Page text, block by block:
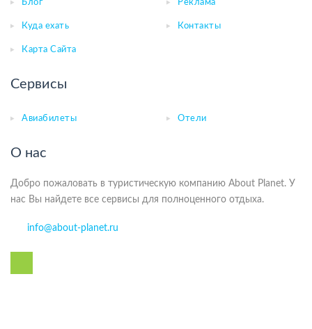
Блог Реклама
Куда ехать Контакты
Карта Сайта
Сервисы
Авиабилеты Отели
О нас
Добро пожаловать в туристическую компанию About Planet. У
нас Вы найдете все сервисы для полноценного отдыха.
info@about-planet.ru